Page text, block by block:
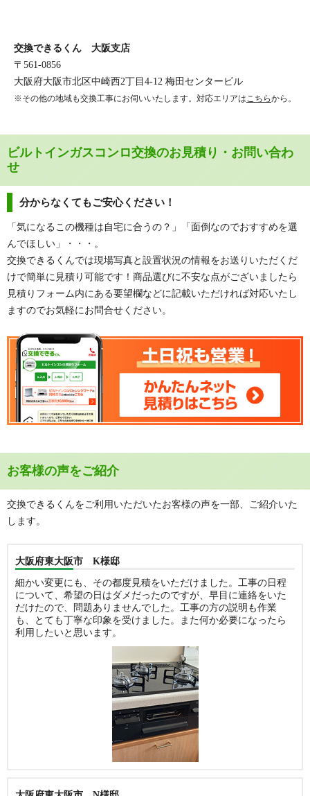
交換できるくん 大阪支店
〒561-0856
大阪府大阪市北区中崎西2丁目4-12 梅田センタービル
※その他の地域も交換工事にお伺いいたします。対応エリアはこちらから。
ビルトインガスコンロ交換のお見積り・お問い合わ
せ
分からなくてもご安心ください！
「気になるこの機種は自宅に合うの？」「面倒なのでおすすめを選
んでほしい」・・・。
交換できるくんでは現場写真と設置状況の情報をお送りいただくだ
けで簡単に見積り可能です！商品選びに不安な点がございましたら
見積りフォーム内にある要望欄などに記載いただければ対応いたし
ますのでお気軽にお問合せください。
お客様の声をご紹介
交換できるくんをご利用いただいたお客様の声を一部、ご紹介いた
します。
大阪府東大阪市 K様邸
細かい変更にも、その都度見積をいただけました。工事の日程
について、希望の日はダメだったのですが、早目に連絡をいた
だけたので、問題ありませんでした。工事の方の説明も作業
も、とても丁寧な印象を受けました。また何か必要になったら
利用したいと思います。